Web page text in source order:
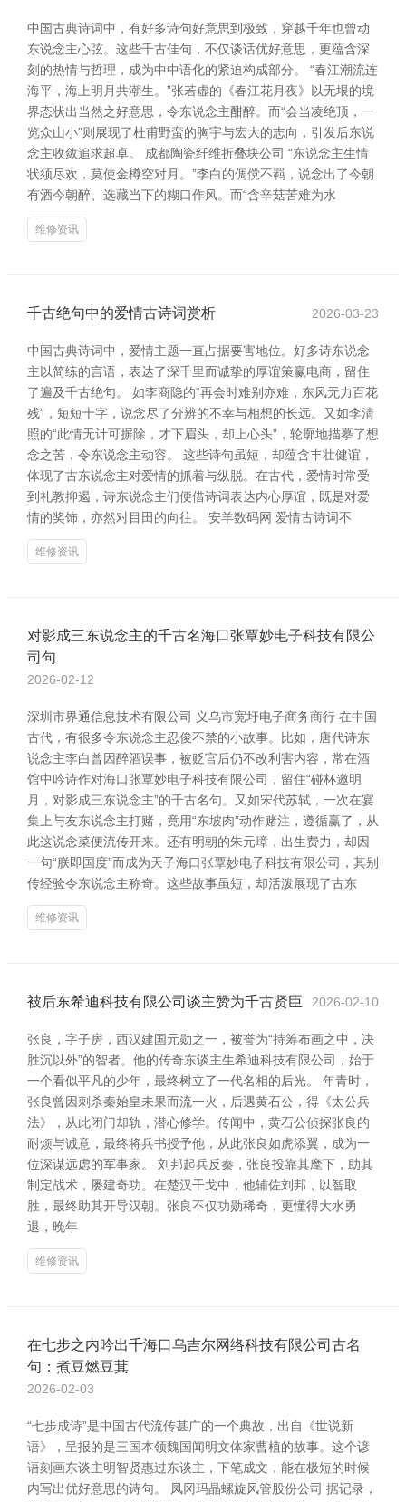
中国古典诗词中，有好多诗句好意思到极致，穿越千年也曾动
东说念主心弦。这些千古佳句，不仅谈话优好意思，更蕴含深
刻的热情与哲理，成为中中语化的紧迫构成部分。 “春江潮流连
海平，海上明月共潮生。”张若虚的《春江花月夜》以无垠的境
界态状出当然之好意思，令东说念主酣醉。而“会当凌绝顶，一
览众山小”则展现了杜甫野蛮的胸宇与宏大的志向，引发后东说
念主收敛追求超卓。 成都陶瓷纤维折叠块公司 “东说念主生情
状须尽欢，莫使金樽空对月。”李白的倜傥不羁，说念出了今朝
有酒今朝醉、选藏当下的糊口作风。而“含辛菇苦难为水
维修资讯
千古绝句中的爱情古诗词赏析 2026-03-23
中国古典诗词中，爱情主题一直占据要害地位。好多诗东说念
主以简练的言语，表达了深千里而诚挚的厚谊策赢电商，留住
了遍及千古绝句。 如李商隐的“再会时难别亦难，东风无力百花
残”，短短十字，说念尽了分辨的不幸与相想的长远。又如李清
照的“此情无计可摒除，才下眉头，却上心头”，轮廓地描摹了想
念之苦，令东说念主动容。 这些诗句虽短，却蕴含丰壮健谊，
体现了古东说念主对爱情的抓着与纵脱。在古代，爱情时常受
到礼教抑遏，诗东说念主们便借诗词表达内心厚谊，既是对爱
情的奖饰，亦然对目田的向往。 安羊数码网 爱情古诗词不
维修资讯
对影成三东说念主的千古名海口张覃妙电子科技有限公
司句
2026-02-12
深圳市界通信息技术有限公司 义乌市宽圩电子商务商行 在中国
古代，有很多令东说念主忍俊不禁的小故事。比如，唐代诗东
说念主李白曾因醉酒误事，被贬官后仍不改利害内容，常在酒
馆中吟诗作对海口张覃妙电子科技有限公司，留住“碰杯邀明
月，对影成三东说念主”的千古名句。又如宋代苏轼，一次在宴
集上与友东说念主打赌，竟用“东坡肉”动作赌注，遵循赢了，从
此这说念菜便流传开来。还有明朝的朱元璋，出生费力，却因
一句“朕即国度”而成为天子海口张覃妙电子科技有限公司，其别
传经验令东说念主称奇。这些故事虽短，却活泼展现了古东
维修资讯
被后东希迪科技有限公司谈主赞为千古贤臣 2026-02-10
张良，字子房，西汉建国元勋之一，被誉为“持筹布画之中，决
胜沉以外”的智者。他的传奇东谈主生希迪科技有限公司，始于
一个看似平凡的少年，最终树立了一代名相的后光。 年青时，
张良曾因刺杀秦始皇未果而流一火，后遇黄石公，得《太公兵
法》，从此闭门却轨，潜心修学。传闻中，黄石公侦探张良的
耐烦与诚意，最终将兵书授予他，从此张良如虎添翼，成为一
位深谋远虑的军事家。 刘邦起兵反秦，张良投靠其麾下，助其
制定战术，屡建奇功。在楚汉干戈中，他辅佐刘邦，以智取
胜，最终助其开导汉朝。张良不仅功勋稀奇，更懂得大水勇
退，晚年
维修资讯
在七步之内吟出千海口乌吉尔网络科技有限公司古名
句：煮豆燃豆萁
2026-02-03
“七步成诗”是中国古代流传甚广的一个典故，出自《世说新
语》，呈报的是三国本领魏国闻明文体家曹植的故事。这个谚
语刻画东谈主明智贤惠过东谈主，下笔成文，能在极短的时候
内写出优好意思的诗句。 凤冈玛晶螺旋风管股份公司 据记录，